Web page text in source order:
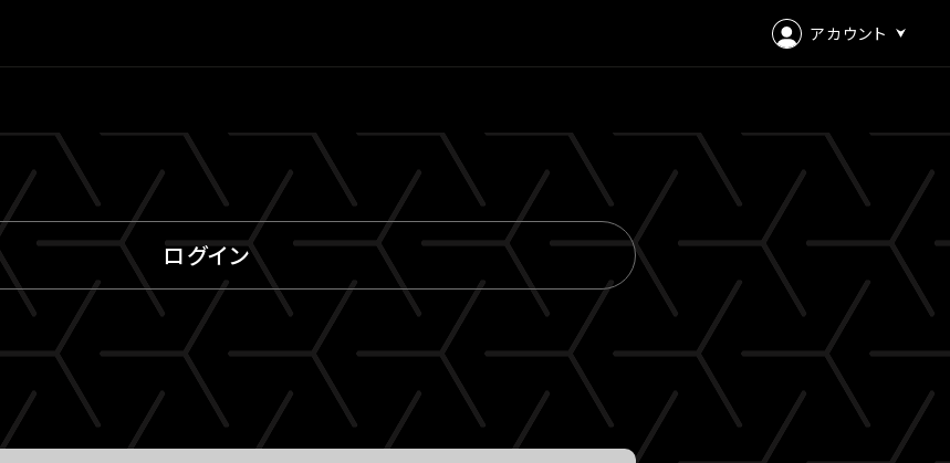
アカウント
会員登録
ログイン